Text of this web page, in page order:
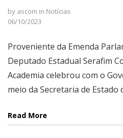
by ascom in Notícias
06/10/2023
Proveniente da Emenda
Deputado Estadual Serafim
Academia celebrou com o
meio da Secretaria de Estado
Read More